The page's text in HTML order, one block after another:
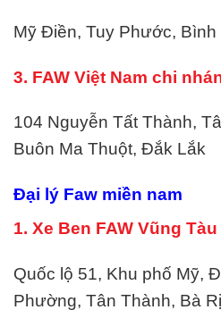
Mỹ Điền, Tuy Phước,
3. FAW Việt Nam chi
104 Nguyễn Tất Thành,
Buôn Ma Thuột, Đắk Lắk
Đại lý Faw miền nam
1. Xe Ben FAW Vũng Tàu
Quốc lộ 51, Khu phố Mỹ,
Phường, Tân Thành, Bà